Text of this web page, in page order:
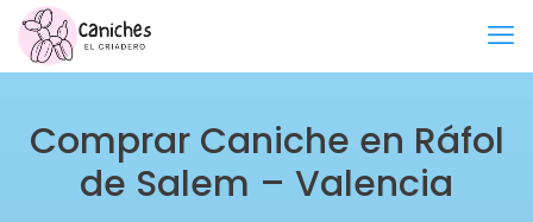
Comprar Caniche en Ráfol
de Salem – Valencia